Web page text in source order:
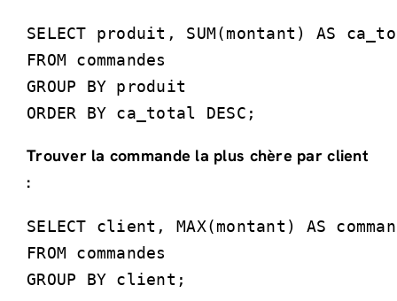
SELECT produit, SUM(montant) AS
FROM commandes
GROUP BY produit
ORDER BY ca_total DESC;
Trouver la commande la plus chère par client
:
SELECT client, MAX(montant) AS
FROM commandes
GROUP BY client;